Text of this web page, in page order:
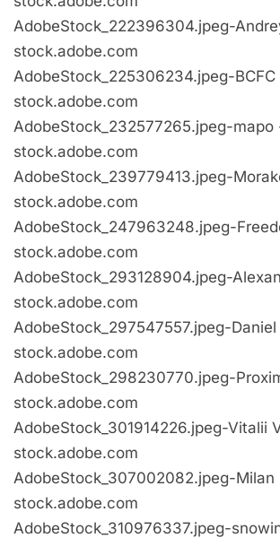
AdobeStock_222396304.jpeg-
stock.adobe.com
AdobeStock_225306234.jpeg-BCFC
stock.adobe.com
AdobeStock_232577265.jpeg-mapo
stock.adobe.com
AdobeStock_239779413.jpeg-
stock.adobe.com
AdobeStock_247963248.jpeg-
stock.adobe.com
AdobeStock_293128904.jpeg-
stock.adobe.com
AdobeStock_297547557.jpeg-
stock.adobe.com
AdobeStock_298230770.jpeg-
stock.adobe.com
AdobeStock_301914226.jpeg-Vitalii
stock.adobe.com
AdobeStock_307002082.jpeg-Milan
stock.adobe.com
AdobeStock_310976337.jpeg-